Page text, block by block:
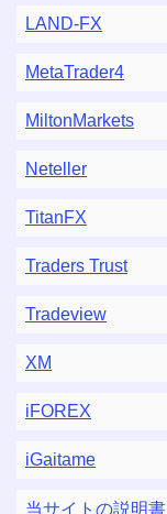
LAND-FX
MetaTrader4
MiltonMarkets
Neteller
TitanFX
Traders Trust
Tradeview
XM
iFOREX
iGaitame
当サイトの説明書